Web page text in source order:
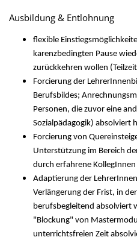
Ausbildung & Entlohnung
flexible
karenzbedingten Pause
zurückkehren wollen
Forcierung der
Berufsbildes;
Personen, die zuvor eine
Sozialpädagogik) absolviert
Forcierung von
Unterstützung im Bereich
durch erfahrene
Adaptierung der
Verlängerung der Frist, in
berufsbegleitend absolviert
"Blockung" von
unterrichtsfreien Zeit